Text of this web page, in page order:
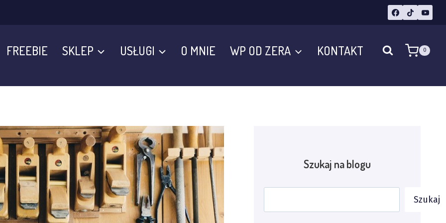
FREEBIE SKLEP USŁUGI O MNIE WP OD ZERA KONTAKT 0
Szukaj na blogu
Szukaj